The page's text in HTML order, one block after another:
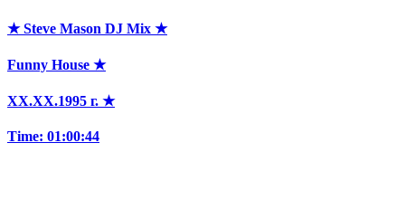
★ Steve Mason DJ Mix ★
Funny House ★
XX.XX.1995 г. ★
Time: 01:00:44